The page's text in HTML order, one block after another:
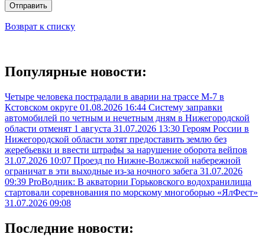
Отправить
Возврат к списку
Популярные новости:
Четыре человека пострадали в аварии на трассе М-7 в
Кстовском округе 01.08.2026 16:44 Систему заправки
автомобилей по четным и нечетным дням в Нижегородской
области отменят 1 августа 31.07.2026 13:30 Героям России в
Нижегородской области хотят предоставить землю без
жеребьевки и ввести штрафы за нарушение оборота вейпов
31.07.2026 10:07 Проезд по Нижне-Волжской набережной
ограничат в эти выходные из-за ночного забега 31.07.2026
09:39 ProВодник: В акватории Горьковского водохранилища
стартовали соревнования по морскому многоборью «ЯлФест»
31.07.2026 09:08
Последние новости: